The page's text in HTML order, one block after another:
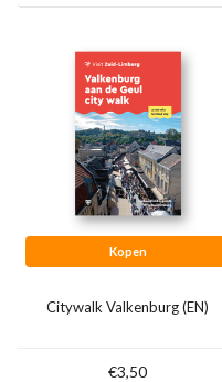
Kopen
Citywalk Valkenburg (EN)
€3,50